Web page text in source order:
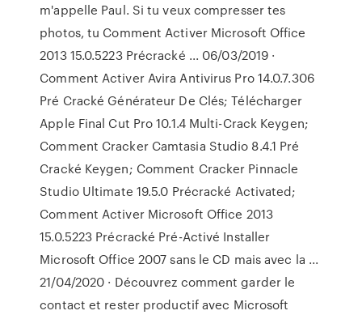
m'appelle Paul. Si tu veux compresser tes
photos, tu Comment Activer Microsoft Office
2013 15.0.5223 Précracké ... 06/03/2019 ·
Comment Activer Avira Antivirus Pro 14.0.7.306
Pré Cracké Générateur De Clés; Télécharger
Apple Final Cut Pro 10.1.4 Multi-Crack Keygen;
Comment Cracker Camtasia Studio 8.4.1 Pré
Cracké Keygen; Comment Cracker Pinnacle
Studio Ultimate 19.5.0 Précracké Activated;
Comment Activer Microsoft Office 2013
15.0.5223 Précracké Pré-Activé Installer
Microsoft Office 2007 sans le CD mais avec la ...
21/04/2020 · Découvrez comment garder le
contact et rester productif avec Microsoft